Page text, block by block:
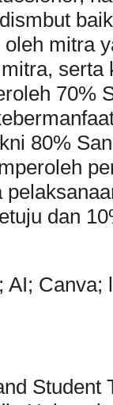
mitra
70%
80%
dan
AI; Canva;
Student